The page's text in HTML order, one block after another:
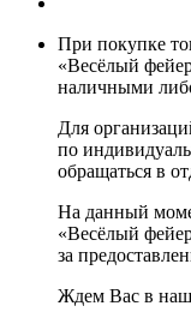
При покупке
«Весёлый
наличными
Для
по
обращаться в
На данный
«Весёлый
за
Ждем Вас в